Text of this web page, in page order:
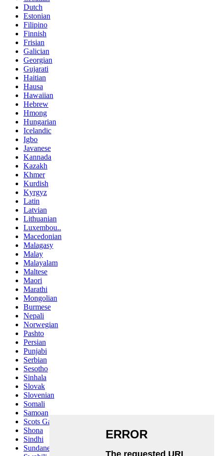
Dutch
Estonian
Filipino
Finnish
Frisian
Galician
Georgian
Gujarati
Haitian
Hausa
Hawaiian
Hebrew
Hmong
Hungarian
Icelandic
Igbo
Javanese
Kannada
Kazakh
Khmer
Kurdish
Kyrgyz
Latin
Latvian
Lithuanian
Luxembou..
Macedonian
Malagasy
Malay
Malayalam
Maltese
Maori
Marathi
Mongolian
Burmese
Nepali
Norwegian
Pashto
Persian
Punjabi
Serbian
Sesotho
Sinhala
Slovak
Slovenian
Somali
Samoan
Scots Gaelic
Shona
Sindhi
Sundanese